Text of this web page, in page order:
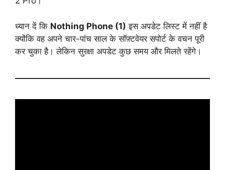
ध्यान दें कि Nothing Phone (1) इस अपडेट लिस्ट में नहीं है
क्योंकि वह अपने चार-पांच साल के सॉफ़्टवेयर सपोर्ट के वचन पूरी
कर चुका है। लेकिन सुरक्षा अपडेट कुछ समय और मिलते रहेंगे।